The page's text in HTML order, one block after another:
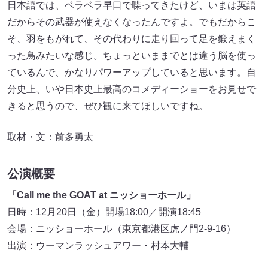
日本語では、ベラベラ早口で喋ってきたけど、いまは英語
だからその武器が使えなくなったんですよ。でもだからこ
そ、羽をもがれて、その代わりに走り回って足を鍛えまく
った鳥みたいな感じ。ちょっといままでとは違う脳を使っ
ているんで、かなりパワーアップしていると思います。自
分史上、いや日本史上最高のコメディーショーをお見せで
きると思うので、ぜひ観に来てほしいですね。
取材・文：前多勇太
公演概要
「Call me the GOAT at ニッショーホール」
日時：12月20日（金）開場18:00／開演18:45
会場：ニッショーホール（東京都港区虎ノ門2-9-16）
出演：ウーマンラッシュアワー・村本大輔